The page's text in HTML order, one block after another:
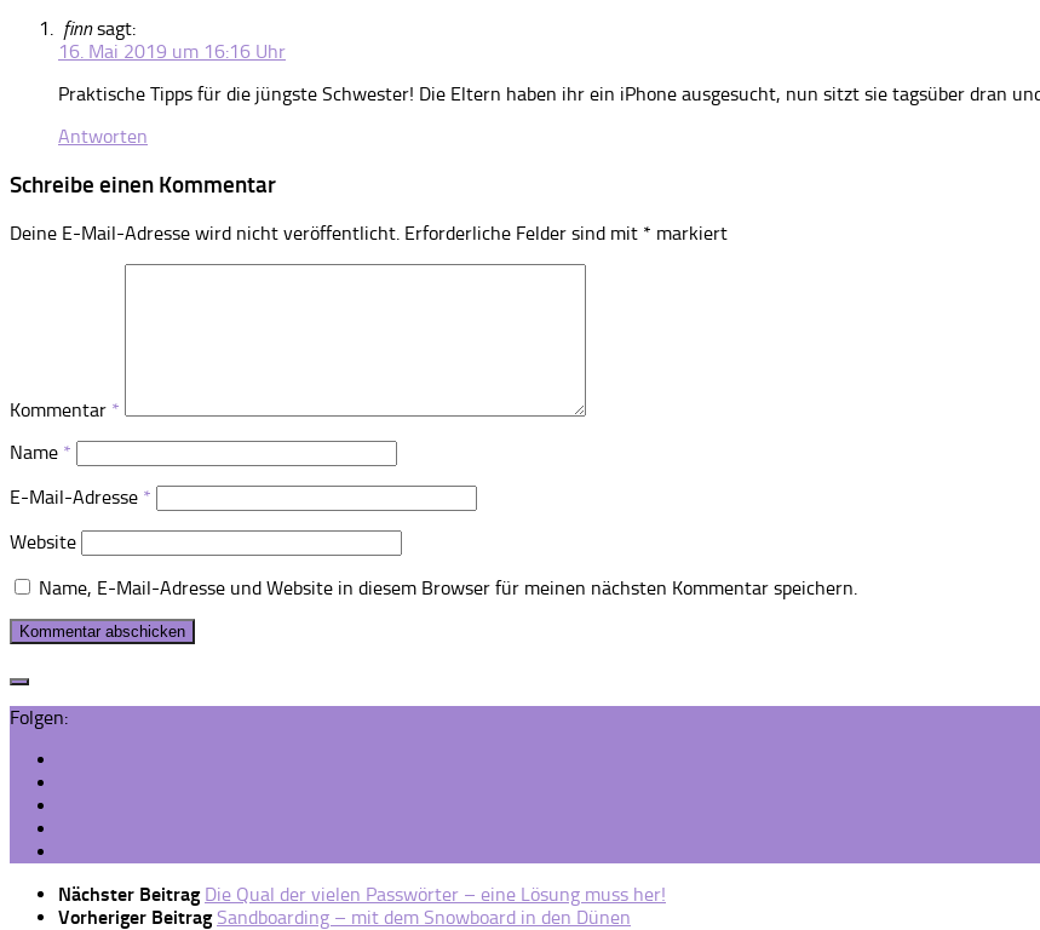
finn sagt:
16. Mai 2019 um 16:16 Uhr
Praktische Tipps für die jüngste Schwester! Die Eltern haben ihr ein iPhone ausgesucht, nun sitzt sie tagsüber dran
Antworten
Schreibe einen Kommentar
Deine E-Mail-Adresse wird nicht veröffentlicht. Erforderliche Felder sind mit * markiert
Kommentar *
Name *
E-Mail-Adresse *
Website
Name, E-Mail-Adresse und Website in diesem Browser für meinen nächsten Kommentar speichern.
Folgen:
Nächster Beitrag Die Qual der vielen Passwörter – eine Lösung muss her!
Vorheriger Beitrag Sandboarding – mit dem Snowboard in den Dünen